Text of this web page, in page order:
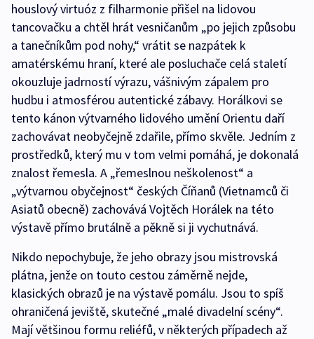
houslový virtuóz z filharmonie přišel na lidovou
tancovačku a chtěl hrát vesničanům „po jejich způsobu
a tanečníkům pod nohy,“ vrátit se nazpátek k
amatérskému hraní, které ale posluchače celá staletí
okouzluje jadrností výrazu, vášnivým zápalem pro
hudbu i atmosférou autentické zábavy. Horálkovi se
tento kánon výtvarného lidového umění Orientu daří
zachovávat neobyčejně zdařile, přímo skvěle. Jedním z
prostředků, který mu v tom velmi pomáhá, je dokonalá
znalost řemesla. A „řemeslnou neškolenost“ a
„výtvarnou obyčejnost“ českých Číňanů (Vietnamců či
Asiatů obecně) zachovává Vojtěch Horálek na této
výstavě přímo brutálně a pěkně si ji vychutnává.
Nikdo nepochybuje, že jeho obrazy jsou mistrovská
plátna, jenže on touto cestou záměrně nejde,
klasických obrazů je na výstavě pomálu. Jsou to spíš
ohraničená jeviště, skutečné „malé divadelní scény“.
Mají většinou formu reliéfů, v některých případech až